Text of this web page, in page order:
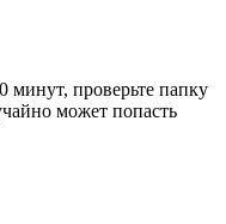
проверьте папку
может попасть